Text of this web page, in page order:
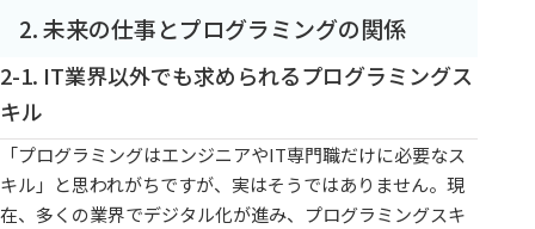
2. 未来の仕事とプログラミングの関係
2-1. IT業界以外でも求められるプログラミングス
キル
「プログラミングはエンジニアやIT専門職だけに必要なス
キル」と思われがちですが、実はそうではありません。現
在、多くの業界でデジタル化が進み、プログラミングスキ